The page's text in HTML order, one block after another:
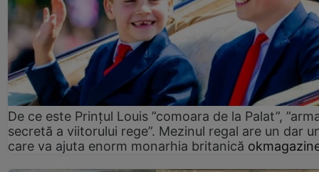
De ce este Prințul Louis ”comoara de la Palat”,
secretă a viitorului rege”. Mezinul regal are un dar
care va ajuta enorm monarhia britanică